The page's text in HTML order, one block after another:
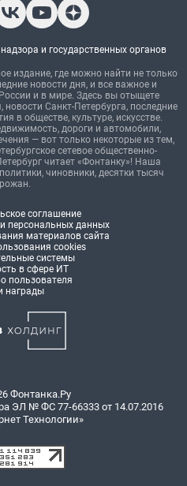
и государственных органов
издание, где можно найти не только
новости дня, и все важное и
и в мире. Здесь вы отыщете
Санкт-Петербурга, последние
в обществе, культуре, искусстве.
дороги и автомобили,
— вот только некоторые из тем,
сетевое общественно-
читает «Фонтанку»! Наша
чиновники, десятки тысяч
соглашение
персональных данных
материалов сайта
cookies
системы
в сфере ИТ
пользователя
награды
Фонтанка.Ру
ЭЛ № ФС 77-66333 от 14.07.2016
Технологии»